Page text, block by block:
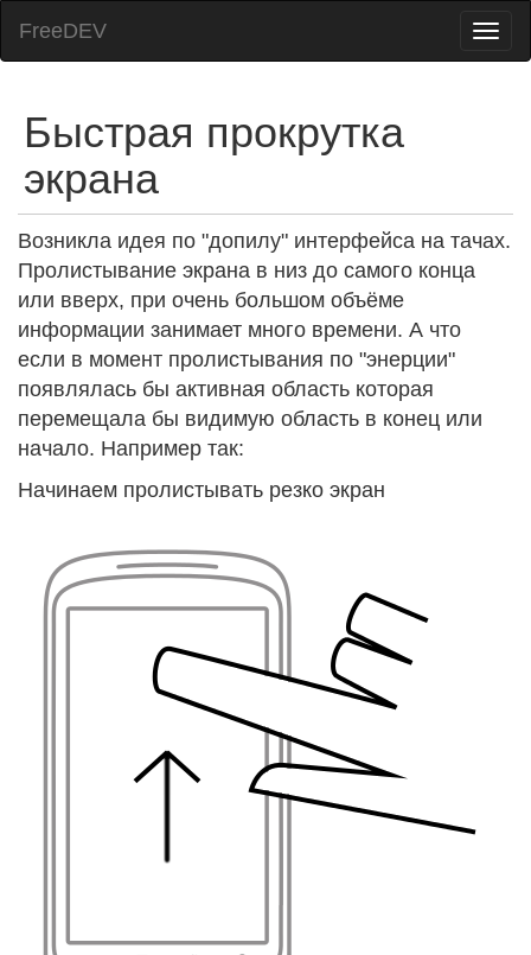
FreeDEV
Быстрая прокрутка
экрана
Возникла идея по "допилу" интерфейса на тачах.
Пролистывание экрана в низ до самого конца
или вверх, при очень большом объёме
информации занимает много времени. А что
если в момент пролистывания по "энерции"
появлялась бы активная область которая
перемещала бы видимую область в конец или
начало. Например так:
Начинаем пролистывать резко экран